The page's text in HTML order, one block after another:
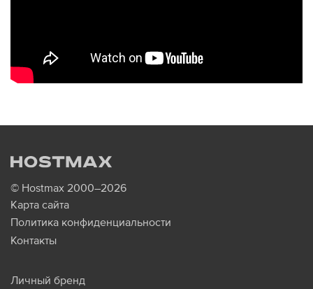
© Hostmax 2000–2026
Карта сайта
Политика конфиденциальности
Контакты
Личный бренд